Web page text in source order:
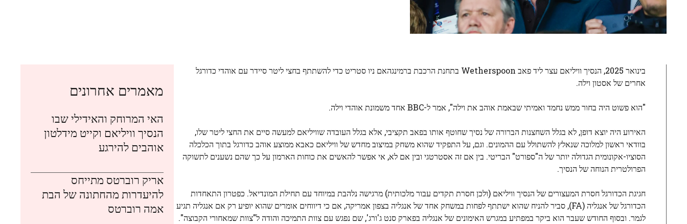
בינואר 2025, הנסיך וויליאם עצר ליד פאב Wetherspoon בתחנת הרכבת ברמינגהאם ניו סטריט כדי להשתתף בחצי ליטר סיידר עם אוהדי כדורגל
אחרים של אסטון וילה.
"הוא פשוט היה בחור ממש נחמד ואמיתי שבאמת אוהב את וילה", אמר ל-BBC אחד משמונת אוהדי וילה.
האירוע היה יוצא דופן, לא בגלל השחצנות הברורה של נסיך שחוטף אותו בפאב תקציבי, אלא בגלל העובדה שוויליאם למעשה סיים את החצי ליטר שלו,
בוודאי ראשון למלוכה שנאלץ להשתולל עם ההמונים. וגם, על התפקיד שהוא משחק במיצוב מחדש של וויליאם כאבא ממוצע אוהב כדורגל בתוך הכלכלה
הסוציו-אקונומית הגדולה יותר של ה"ספורט" הבריטי. בין אם זה אסטרטגי ובין אם לא, אי אפשר להאשים את כוחות הארמון על כך שהם נשענים לתשוקה
הפרולטרית הנוחה של הנסיך.
חגיגת הכדורגל חסרת המעצורים של הנסיך וויליאם (ולכן חסרת תקדים עבור מלכותית) מרגישה נלהבת במיוחד עם תחילת המונדיאל. כפטרון התאחדות
הכדורגל של אנגליה (FA), סביר להניח שהוא ישתתף לפחות במשחק אחד של אנגליה בצפון אמריקה, אם כי דיווחים אומרים שהוא יופיע רק אם אנגליה תגיע
לגמר. ובסוף החודש שעבר הוא ביקר במפתיע במגרש האימונים של אנגליה בפארק סנט ג'ורג', שם נפגש עם צוות התמיכה והודה ל"צוות שמאחורי הקבוצה".
מאמרים אחרונים
האי המרוחק והאידילי שבו
הנסיך וויליאם וקייט מידלטון
אוהבים להירגע
אריק רוברטס מתייחס
להיעדרות מהחתונה של הבת
אמה רוברטס